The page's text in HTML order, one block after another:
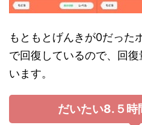
もともとげんきが0だった
で回復しているので、回
います。
だいたい8.５時